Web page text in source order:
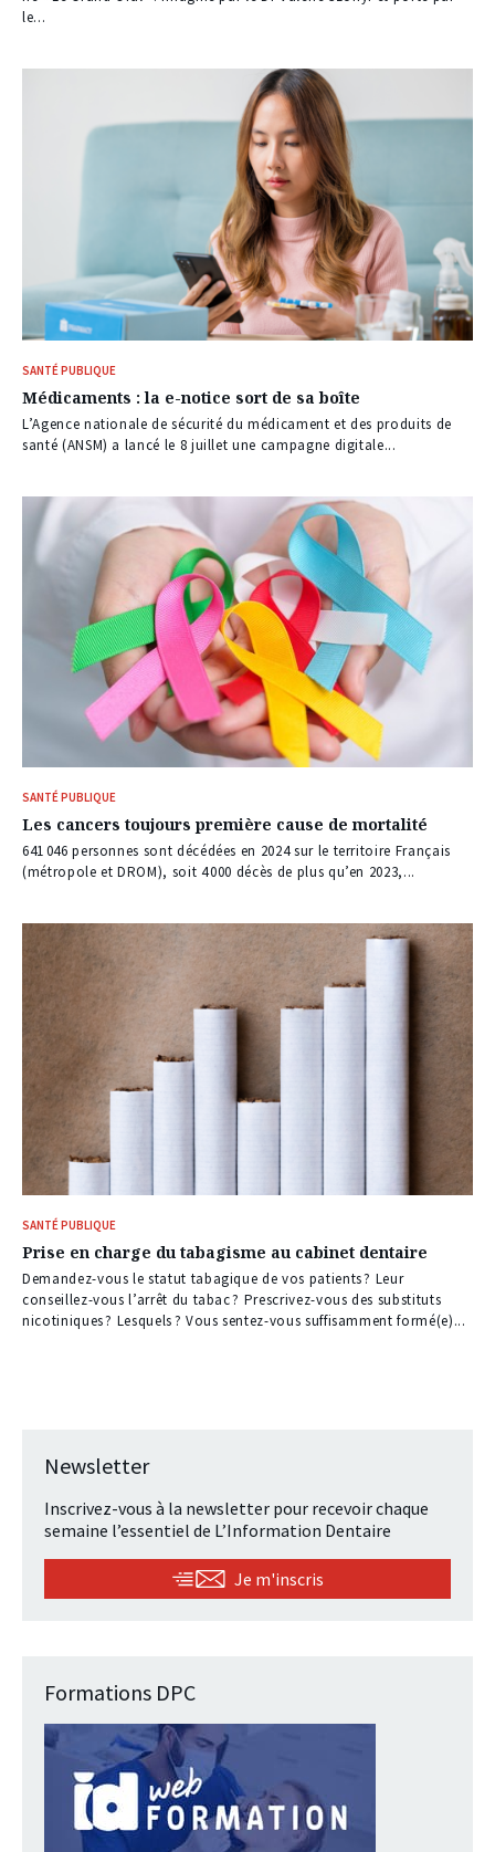
le...
SANTÉ PUBLIQUE
Médicaments : la e-notice sort de sa boîte
L’Agence nationale de sécurité du médicament et des produits de
santé (ANSM) a lancé le 8 juillet une campagne digitale...
SANTÉ PUBLIQUE
Les cancers toujours première cause de mortalité
641 046 personnes sont décédées en 2024 sur le territoire Français
(métropole et DROM), soit 4 000 décès de plus qu’en 2023,...
SANTÉ PUBLIQUE
Prise en charge du tabagisme au cabinet dentaire
Demandez-vous le statut tabagique de vos patients ? Leur
conseillez-vous l’arrêt du tabac ? Prescrivez-vous des substituts
nicotiniques ? Lesquels ? Vous sentez-vous suffisamment formé(e)...
Newsletter
Inscrivez-vous à la newsletter pour recevoir chaque
semaine l’essentiel de L’Information Dentaire
Je m'inscris
Formations DPC